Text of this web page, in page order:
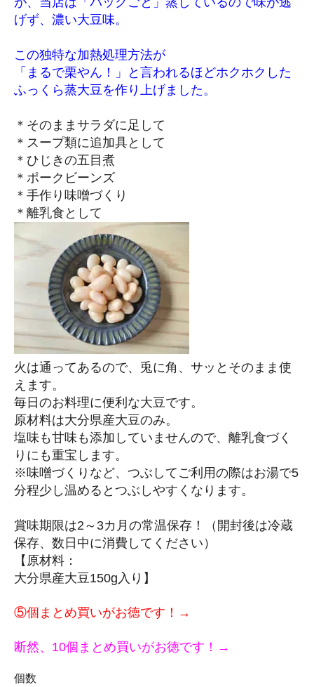
げず、濃い大豆味。
この独特な加熱処理方法が
「まるで栗やん！」と言われるほどホクホクした
ふっくら蒸大豆を作り上げました。
＊そのままサラダに足して
＊スープ類に追加具として
＊ひじきの五目煮
＊ポークビーンズ
＊手作り味噌づくり
＊離乳食として
火は通ってあるので、兎に角、サッとそのまま使
えます。
毎日のお料理に便利な大豆です。
原材料は大分県産大豆のみ。
塩味も甘味も添加していませんので、離乳食づく
りにも重宝します。
※味噌づくりなど、つぶしてご利用の際はお湯で5
分程少し温めるとつぶしやすくなります。
賞味期限は2～3カ月の常温保存！（開封後は冷蔵
保存、数日中に消費してください）
【原材料：
大分県産大豆150g入り】
⑤個まとめ買いがお徳です！→
断然、10個まとめ買いがお徳です！→
個数